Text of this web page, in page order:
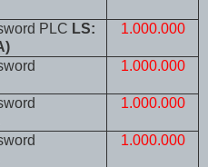
PLC LS:
1.000.000
1.000.000
1.000.000
1.000.000